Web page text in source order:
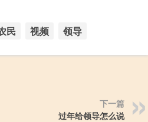
民 视频 领导
下一篇
过年给领导怎么说